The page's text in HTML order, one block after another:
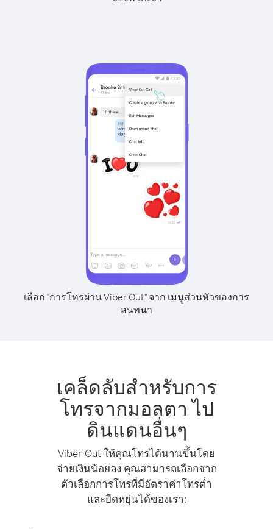
เลือก "การโทรผ่าน Viber Out" จาก เมนูส่วนหัวของการ
สนทนา
เคล็ดลับสำหรับการ
โทรจากมอลตา ไป
ดินแดนอื่นๆ
Viber Out ให้คุณโทรได้นานขึ้นโดย
จ่ายเงินน้อยลง คุณสามารถเลือกจาก
ตัวเลือกการโทรที่มีอัตราค่าโทรต่ำ
และยืดหยุ่นได้ของเรา: